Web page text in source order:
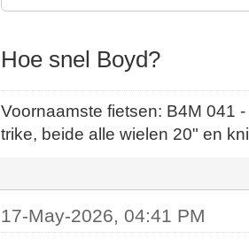
Hoe snel Boyd?
Voornaamste fietsen: B4M
trike, beide alle wielen 20" en
17-May-2026, 04:41 PM